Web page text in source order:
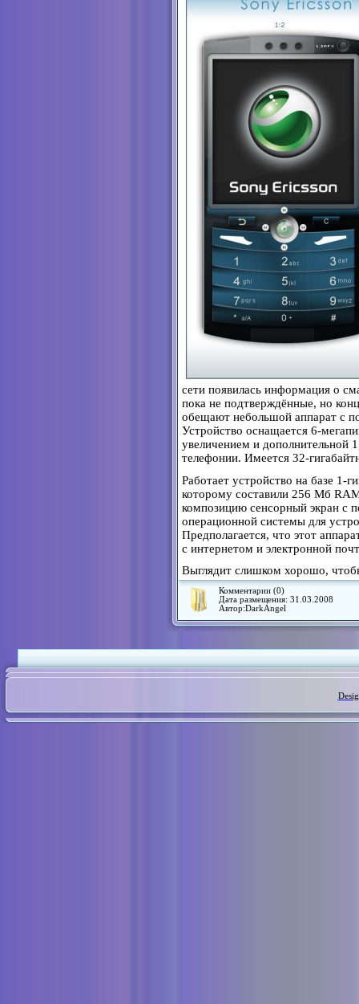
сети появилась информация о
пока не подтверждённые, но
обещают небольшой аппарат с
Устройство оснащается 6-
увеличением и дополнительной
телефонии. Имеется 32-
Работает устройство на базе 1-
которому составили 256 Мб
композицию сенсорный экран с
операционной системы для
Предполагается, что этот
с интернетом и электронной
Выглядит слишком хорошо,
Комментарии (0)
Дата размещения: 31.03.2008
Автор:DarkAngel